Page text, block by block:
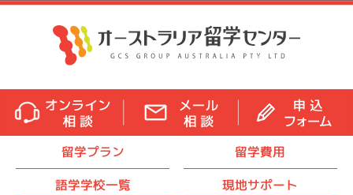
留学プラン
留学費用
語学学校一覧
現地サポート